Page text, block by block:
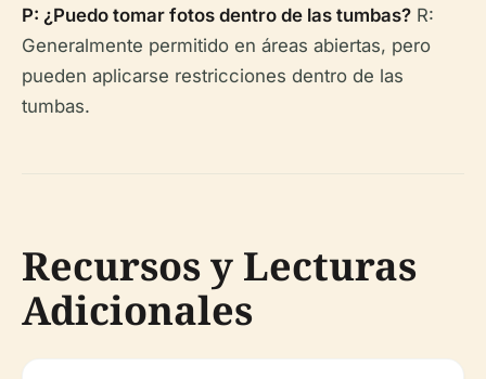
P: ¿Puedo tomar fotos dentro de las tumbas? R:
Generalmente permitido en áreas abiertas, pero
pueden aplicarse restricciones dentro de las
tumbas.
Recursos y Lecturas
Adicionales